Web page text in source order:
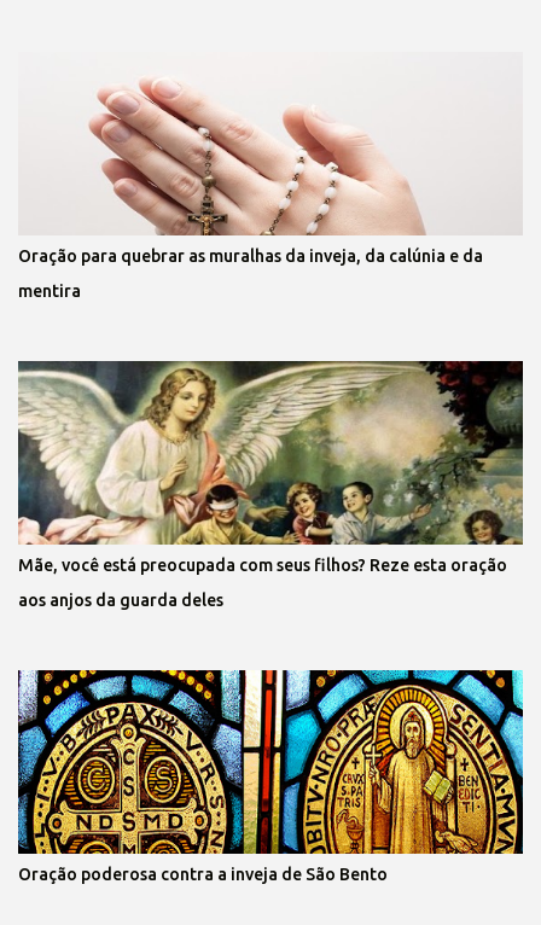
Oração para quebrar as muralhas da inveja, da calúnia e da
mentira
Mãe, você está preocupada com seus filhos? Reze esta oração
aos anjos da guarda deles
Oração poderosa contra a inveja de São Bento